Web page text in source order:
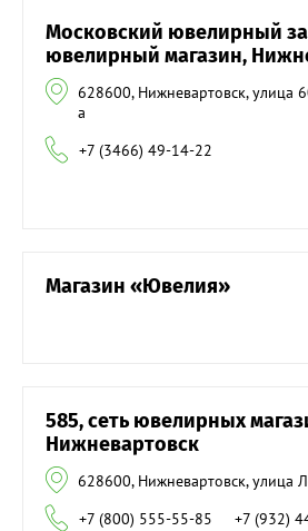
Московский ювелирный
ювелирный магазин,
628600, Нижневартовск, улица
а
+7 (3466) 49-14-22
Магазин «Ювелия»
585, сеть ювелирных
Нижневартовск
628600, Нижневартовск, улица
+7 (800) 555-55-85
+7 (932)